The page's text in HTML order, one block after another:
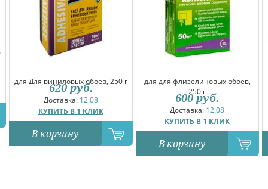
для Для виниловых обоев, 250 г
Доставка: 12.08
КУПИТЬ В 1 КЛИК
620 руб.
В корзину
для для флизелиновых обоев,
250 г
Доставка: 12.08
КУПИТЬ В 1 КЛИК
600 руб.
В корзину